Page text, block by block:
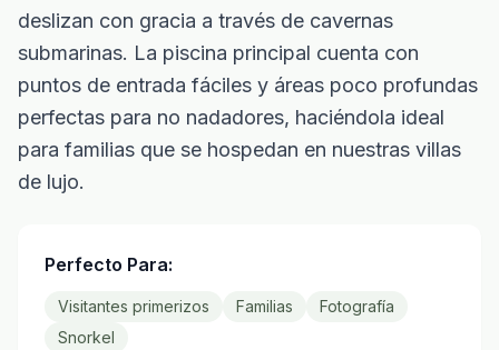
deslizan con gracia a través de cavernas
submarinas. La piscina principal cuenta con
puntos de entrada fáciles y áreas poco profundas
perfectas para no nadadores, haciéndola ideal
para familias que se hospedan en nuestras villas
de lujo.
Perfecto Para:
Visitantes primerizos Familias
Fotografía
Snorkel